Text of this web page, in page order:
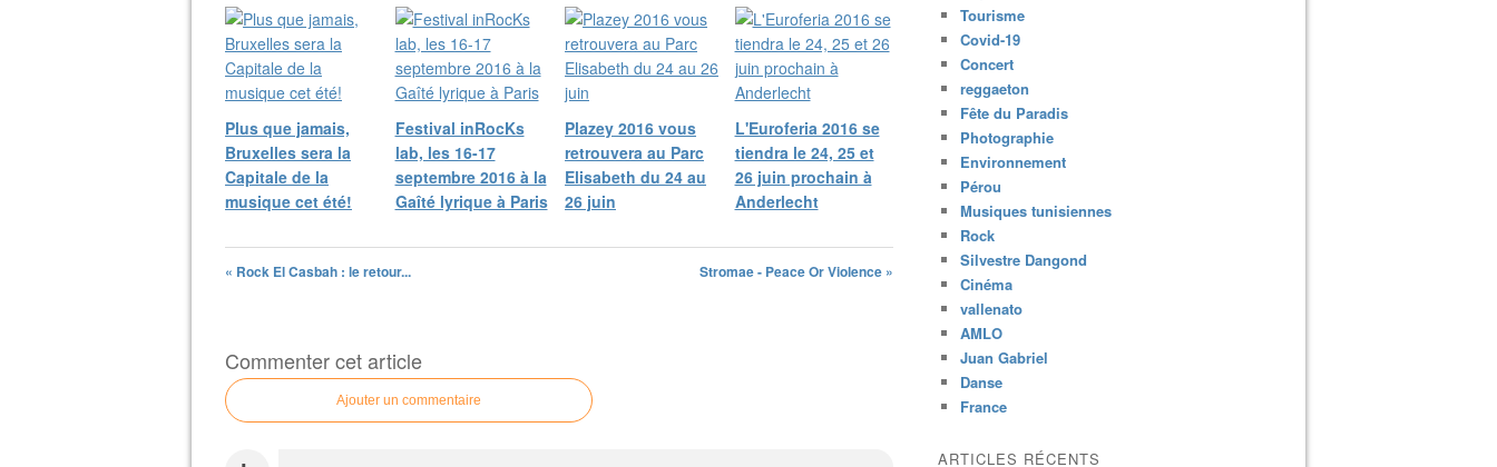
o
Plus que jamais,
Bruxelles sera la
Capitale de la
musique cet été!
Festival inRocKs
lab, les 16-17
septembre 2016 à la
Gaîté lyrique à Paris
Plazey 2016 vous
retrouvera au Parc
Elisabeth du 24 au
26 juin
L'Euroferia 2016 se
tiendra le 24, 25 et
26 juin prochain à
Anderlecht
« Rock El Casbah : le retour... Stromae - Peace Or Violence »
Commenter cet article
Ajouter un commentaire
Tourisme
Covid-19
Concert
reggaeton
Fête du Paradis
Photographie
Environnement
Pérou
Musiques tunisiennes
Rock
Silvestre Dangond
Cinéma
vallenato
AMLO
Juan Gabriel
Danse
France
ARTICLES RÉCENTS